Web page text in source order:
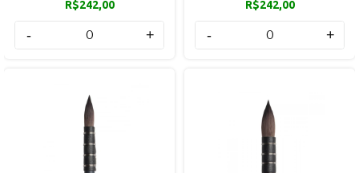
R$242,00
- +
R$242,00
- +